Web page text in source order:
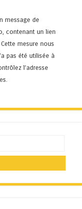
message de
contenant un lien
mesure nous
pas été utilisée à
l’adresse